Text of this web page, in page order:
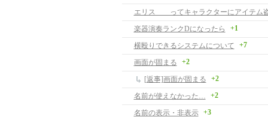
エリス ってキャラクターにアイテム
楽器演奏ランクDになったら
+1
横殴りできるシステムについて +7
画面が固まる +2
[返事]画面が固まる +2
名前が使えなかった… +2
名前の表示・非表示 +3